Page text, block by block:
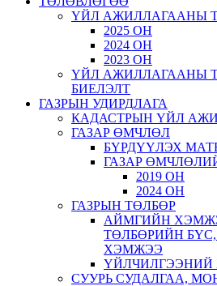
ҮЙЛ АЖИЛЛАГААНЫ
2025 ОН
2024 ОН
2023 ОН
ҮЙЛ АЖИЛЛАГААНЫ
БИЕЛЭЛТ
ГАЗРЫН УДИРДЛАГА
КАДАСТРЫН ҮЙЛ
ГАЗАР ӨМЧЛӨЛ
БҮРДҮҮЛЭХ
ГАЗАР
2019 ОН
2024 ОН
ГАЗРЫН ТӨЛБӨР
АЙМГИЙН
ТӨЛБӨРИЙН
ХЭМЖЭЭ
СУУРЬ СУДАЛГАА,